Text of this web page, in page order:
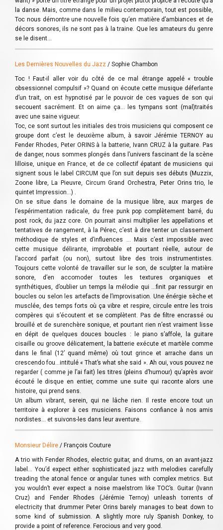
la danse. Mais, comme dans le milieu contemporain, tout est possible,
Toc nous démontre une nouvelle fois qu’en matière d’ambiances et de
décors sonores, ils ne sont pas à la traine. Que les amateurs du genre
se le disent…
Les Dernières Nouvelles du Jazz / Sophie Chambon
Toc ! Faut-il aller voir du côté de ce mal étrange appelé « trouble
obsessionnel compulsif »? Quand on écoute cette musique déferlante
d’un trait, on est hypnotisé par le pouvoir de ces vagues de son qui
secouent sacrément. Et on aime ça… les tympans sont (mal)traités
avec une saine vigueur.
Toc, ce sont surtout les initiales des trois musiciens qui composent ce
groupe dont c’est le deuxième album, à savoir Jérémie TERNOY au
Fender Rhodes, Peter ORINS à la batterie, Ivann CRUZ à la guitare. Pas
de danger, nous sommes plongés dans l’univers fascinant de la scène
lilloise, unique en France, et de ce collectif épatant de musiciens qui
signent sous le label CIRCUM que l’on suit depuis ses débuts (Muzzix,
Zoone libre, La Pieuvre, Circum Grand Orchestra, Peter Orins trio, le
quintet Impression…) .
On se situe dans le domaine de la musique libre, aux marges de
l’espérimentation radicale, du free punk pop complètement barré, du
post rock, du jazz core. On pourrait ainsi multiplier les appellations et
tentatives de rangement, à la Pérec, c’est à dire tenter un classement
méthodique de styles et d’influences … Mais c’est impossible avec
cette musique délirante, improbable et pourtant réelle, autour de
l’accord parfait (ou non), surtout libre des trois instrumentistes.
Toujours cette volonté de travailler sur le son, de sculpter la matière
sonore, d’en accomoder toutes les textures organiques et
synthétiques, d’oublier un temps la mélodie qui …finit par ressurgir en
boucles ou selon les artefacts de l’improvisation. Une énérgie sèche et
musclée, des temps forts où ça vibre et respire, circule entre les trois
compères qui s’écoutent et se complètent. Pas de filtre encrassé ou
brouillé et de surenchère sonique, et pourtant rien n’est vraiment lisse
en dépit de quelques douces boucles : le piano s’affole, la guitare
cisaille ou groove délicatement, la batterie exécute et martèle comme
dans le final (12’ quand même) où tout grince et arrache dans un
crescendo fou…intitulé « That’s what she said ». Ah oui, vous pouvez ne
regarder ( comme je l’ai fait) les titres (pleins d’humour) qu’après avoir
écouté le disque en entier, comme une suite qui raconte alors une
histoire, qui prend sens.
Un album vibrant, serein, qui ne lâche rien. Il reste encore tout un
territoire à explorer à ces musiciens. Faisons confiance à nos amis
nordistes… et suivons-les dans leur aventure.
Monsieur Délire / François Couture
A trio with Fender Rhodes, electric guitar, and drums, on an avant-jazz
label… You’d expect either sophisticated jazz with melodies carefully
treading the atonal fence or angular tunes with complex metrics. But
you wouldn’t ever expect a noise maelstrom like TOC’s. Guitar (Ivann
Cruz) and Fender Rhodes (Jérémie Ternoy) unleash torrents of
electricity that drummer Peter Orins barely manages to beat down to
some kind of submission. A slightly more ruly Spanish Donkey, to
provide a point of reference. Ferocious and very good.